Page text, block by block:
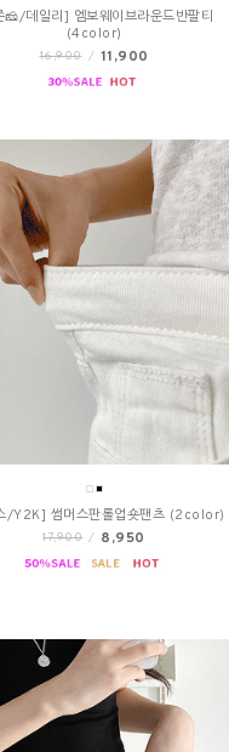
🧀/데일리] 엠보웨이브라운드반팔티
(4color)
16,900 / 11,900
/Y2K] 썸머스판롤업숏팬츠 (2color)
17,900 / 8,950